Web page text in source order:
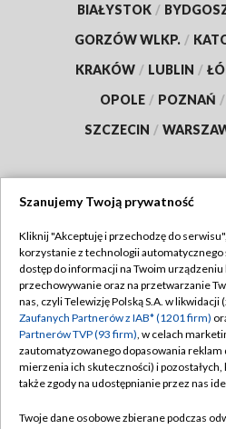
BIAŁYSTOK /
GORZÓW WLKP. /
KRAKÓW / LUBLIN /
OPOLE / POZNAŃ /
SZCZECIN /
TVP
Abonament TVP
Emisja w TVP
Centrum informacji TVP
Naziemna Telewizja Cyfrowa
Polityka
Moje
Pomoc
Szanujemy Twoją prywatność
Kliknij "Akceptuję i przechodzę do
korzystanie z technologii automatycznego
dostęp do informacji na Twoim
przechowywanie oraz na przetwarzanie
nas, czyli Telewizję Polską S.A. w likwidacji
Zaufanych Partnerów z IAB* (1201 firm)
Partnerów TVP (93 firm), w celach
zautomatyzowanego dopasowania
mierzenia ich skuteczności) i
także zgody na udostępnianie przez nas
Twoje dane osobowe zbierane podczas